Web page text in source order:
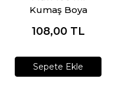
Kumaş Boya
108,00 TL
Sepete Ekle